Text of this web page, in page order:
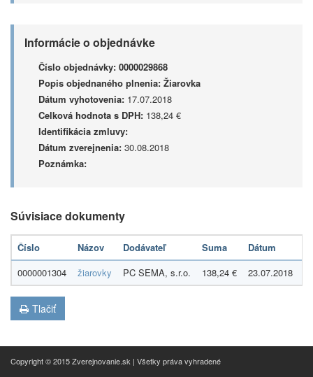
Informácie o objednávke
Číslo objednávky: 0000029868
Popis objednaného plnenia: Žiarovka
Dátum vyhotovenia: 17.07.2018
Celková hodnota s DPH: 138,24 €
Identifikácia zmluvy:
Dátum zverejnenia: 30.08.2018
Poznámka:
Súvisiace dokumenty
Číslo Názov Dodávateľ Suma Dátum
0000001304
žiarovky PC SEMA, s.r.o. 138,24 € 23.07.2018
Tlačiť
Copyright © 2015 Zverejnovanie.sk | Všetky práva vyhradené